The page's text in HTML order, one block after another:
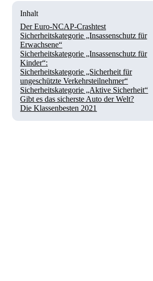
Inhalt
Der Euro-NCAP-Crashtest
Sicherheitskategorie „Insassenschutz für
Erwachsene“
Sicherheitskategorie „Insassenschutz für
Kinder“:
Sicherheitskategorie „Sicherheit für
ungeschützte Verkehrsteilnehmer“
Sicherheitskategorie „Aktive Sicherheit“
Gibt es das sicherste Auto der Welt?
Die Klassenbesten 2021